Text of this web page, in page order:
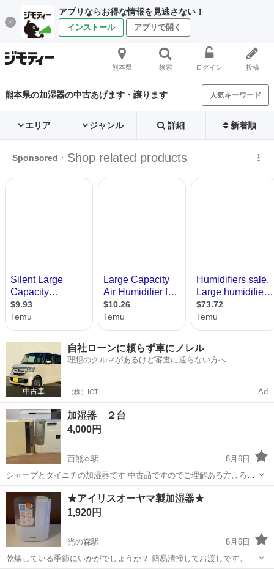
アプリならお得な情報を見逃さない！
インストール アプリで開く
熊本県 検索 ログイン 投稿
熊本県の加湿器の中古あげます・譲ります 人気キーワード
エリア ジャンル 詳細 新着順
自社ローンに頼らず車にノレル
理想のクルマがあるけど審査に通らない方へ
（株）ICT Ad
加湿器 ２台
4,000円
西熊本駅
8月6日
シャープとダイニチの加湿器です 中古品ですのでご理解ある方よろし
くお願いします 今年使用しなかったので処分します 動作確認済み
熊本 熊本市 西熊本駅 季節、空調家電 ダイニチ
★アイリスオーヤマ製加湿器★
1,920円
光の森駅
8月6日
乾燥している季節にいかがでしょうか？ 簡易清掃してお渡しです。